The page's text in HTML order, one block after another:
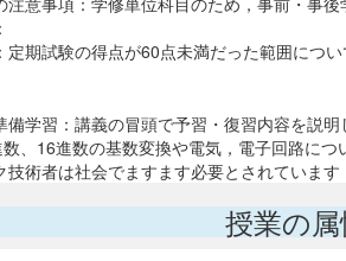
期試験の得点が60点未満だった範囲につ
備学習：講義の冒頭で予習・復習内容を説
数、16進数の基数変換や電気，電子回路に
技術者は社会でますます必要とされていま
授業の